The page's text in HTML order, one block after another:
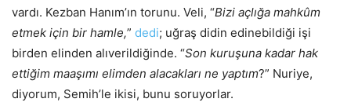
vardı. Kezban Hanım’ın torunu. Veli, “Bizi açlığa mahkûm
etmek için bir hamle,” dedi; uğraş didin edinebildiği işi
birden elinden alıverildiğinde. “Son kuruşuna kadar hak
ettiğim maaşımı elimden alacakları ne yaptım?” Nuriye,
diyorum, Semih’le ikisi, bunu soruyorlar.